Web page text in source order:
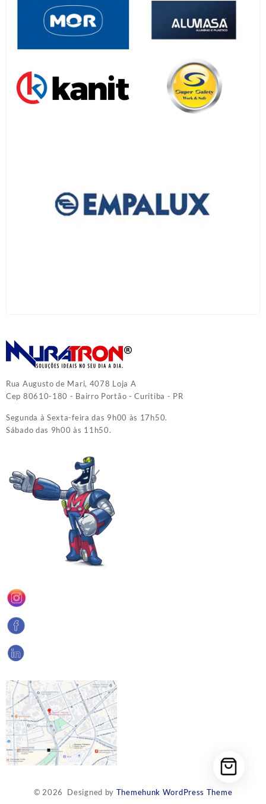
Rua Augusto de Mari, 4078 Loja A
Cep 80610-180 - Bairro Portão - Curitiba - PR
Segunda à Sexta-feira das 9h00 às 17h50.
Sábado das 9h00 às 11h50.
© 2026 Designed by Themehunk WordPress Theme